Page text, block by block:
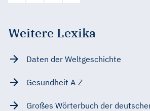
Weitere Lexika
Daten der Weltgeschichte
Gesundheit A-Z
Großes Wörterbuch der